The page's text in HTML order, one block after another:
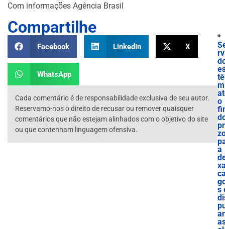
Com informações Agência Brasil
Compartilhe
Facebook LinkedIn X
WhatsApp
Cada comentário é de responsabilidade exclusiva de seu autor.
Reservamo-nos o direito de recusar ou remover quaisquer
comentários que não estejam alinhados com o objetivo do site
ou que contenham linguagem ofensiva.
tê
m
o
a
s
ar